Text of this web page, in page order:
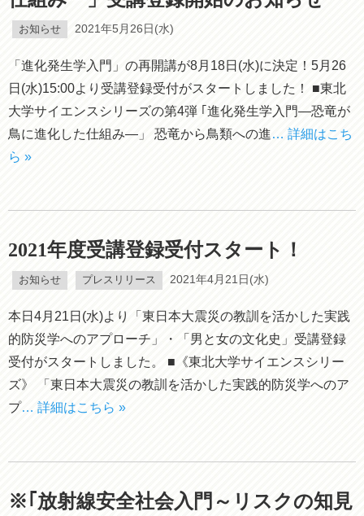
お知らせ 2021年5月26日(水)
「進化発生学入門」の再開講が8月18日(水)に決定！5月26
日(水)15:00より受講登録受付がスタートしました！ ■東北
大学サイエンスシリーズの第4弾 ｢進化発生学入門―恐竜が
鳥に進化した仕組み―」 恐竜から鳥類への進… 詳細はこち
ら »
2021年度受講登録受付スタート！
お知らせ プレスリリース 2021年4月21日(水)
本日4月21日(水)より「東日本大震災の教訓を活かした実践
的防災学へのアプローチ」・「男と女の文化史」受講登録
受付がスタートしました。 ■《東北大学サイエンスシリー
ズ》 「東日本大震災の教訓を活かした実践的防災学へのア
プ… 詳細はこちら »
※｢放射線安全社会入門～リスクの知見